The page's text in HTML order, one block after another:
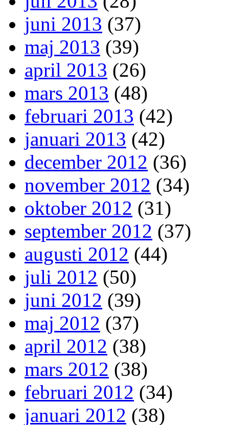
juni 2013 (37)
maj 2013 (39)
april 2013 (26)
mars 2013 (48)
februari 2013 (42)
januari 2013 (42)
december 2012 (36)
november 2012 (34)
oktober 2012 (31)
september 2012 (37)
augusti 2012 (44)
juli 2012 (50)
juni 2012 (39)
maj 2012 (37)
april 2012 (38)
mars 2012 (38)
februari 2012 (34)
januari 2012 (38)